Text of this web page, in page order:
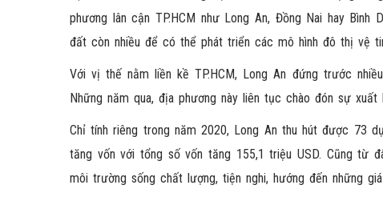
phương lân cận TP.HCM như Long An, Đồng Nai hay
đất còn nhiều để có thể phát triển các mô hình đô thị vệ
Với vị thế nằm liền kề TP.HCM, Long An đứng trước
Những năm qua, địa phương này liên tục chào đón sự
Chỉ tính riêng trong năm 2020, Long An thu hút được 73
tăng vốn với tổng số vốn tăng 155,1 triệu USD. Cũng từ
môi trường sống chất lượng, tiện nghi, hướng đến những